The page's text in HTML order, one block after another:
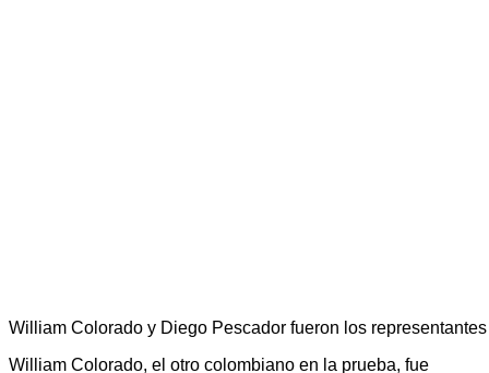
William Colorado y Diego Pescador fueron los
William Colorado, el otro colombiano en la prueba, fue